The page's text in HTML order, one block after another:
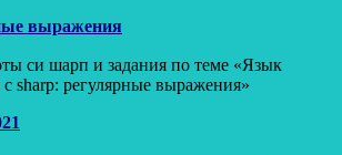
выражения
си шарп и задания по теме «Язык
sharp: регулярные выражения»